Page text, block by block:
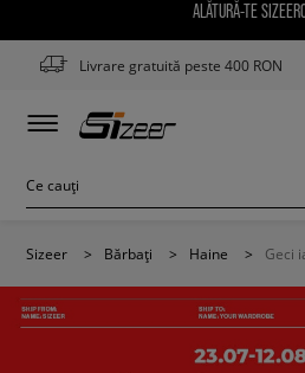
ALĂTURĂ-TE
Livrare gratuită peste 400 RON
Sizeer > Bărbați > Haine > Geci